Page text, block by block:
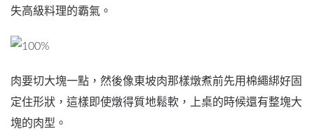
失高級料理的霸氣。
肉要切大塊一點，然後像東坡肉那樣燉煮前先用棉繩綁好固
定住形狀，這樣即使燉得質地鬆軟，上桌的時候還有整塊大
塊的肉型。